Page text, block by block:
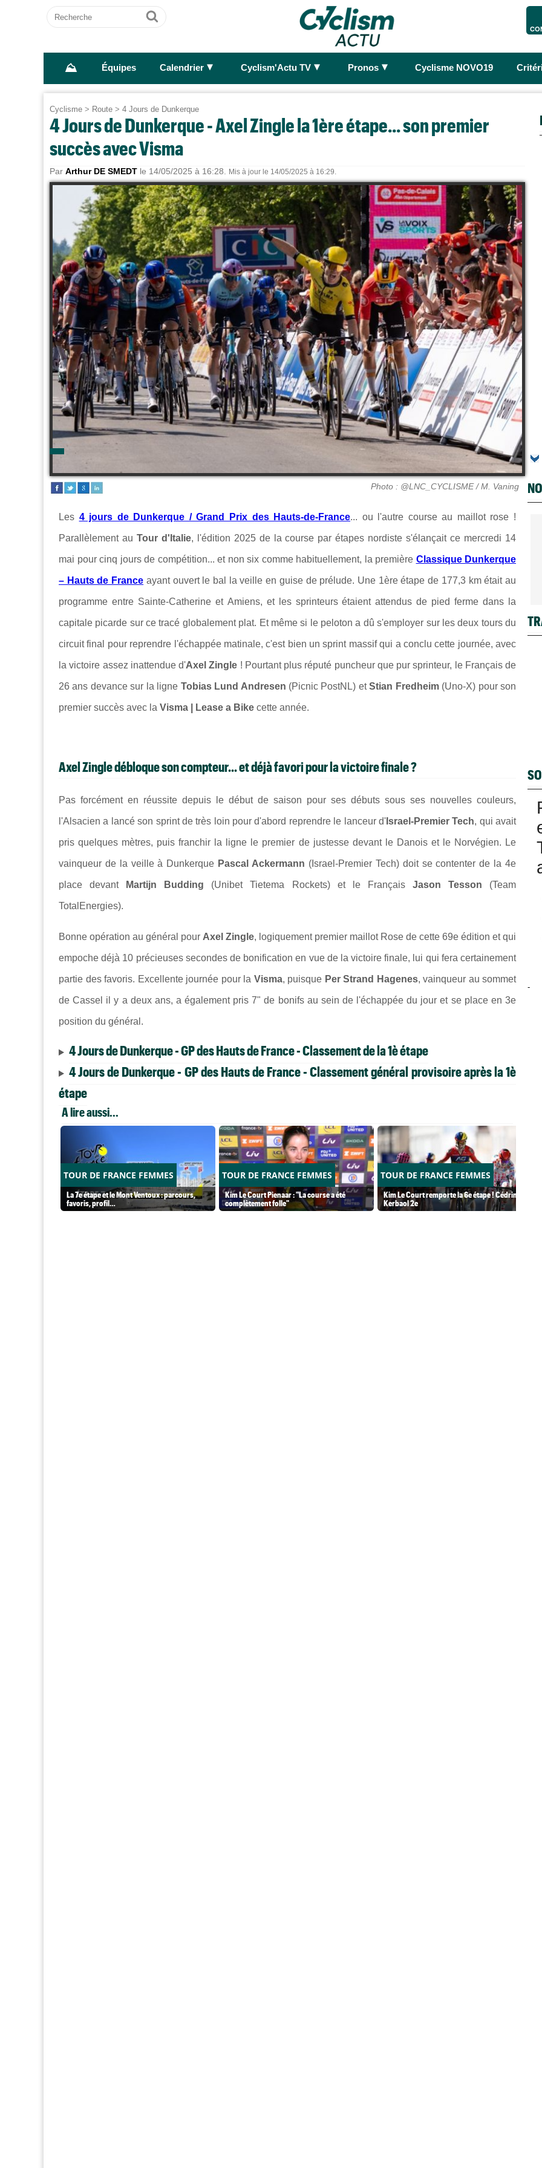
Recherche
Ok
⛰ Équipes Calendrier ► Cyclism'Actu TV ► Pronos ► Cyclisme NOVO19
Cyclisme > Route > 4 Jours de Dunkerque
4 Jours de Dunkerque - Axel Zingle la 1ère étape... son premier
succès avec Visma
Par Arthur DE SMEDT le 14/05/2025 à 16:28. Mis à jour le 14/05/2025 à 16:29.
Photo : @LNC_CYCLISME / M. Vaning
Les 4 jours de Dunkerque / Grand Prix des Hauts-de-France... ou l'autre course au maillot rose !
Parallèlement au Tour d'Italie, l'édition 2025 de la course par étapes nordiste s'élançait ce mercredi 14
mai pour cinq jours de compétition... et non six comme habituellement, la première Classique Dunkerque
– Hauts de France ayant ouvert le bal la veille en guise de prélude. Une 1ère étape de 177,3 km était au
programme entre Sainte-Catherine et Amiens, et les sprinteurs étaient attendus de pied ferme dans la
capitale picarde sur ce tracé globalement plat. Et même si le peloton a dû s'employer sur les deux tours du
circuit final pour reprendre l'échappée matinale, c'est bien un sprint massif qui a conclu cette journée, avec
la victoire assez inattendue d'Axel Zingle ! Pourtant plus réputé puncheur que pur sprinteur, le Français de
26 ans devance sur la ligne Tobias Lund Andresen (Picnic PostNL) etStian Fredheim(Uno-X) pour son
premier succès avec la Visma | Lease a Bike cette année.
Axel Zingle débloque son compteur... et déjà favori pour la victoire finale ?
Pas forcément en réussite depuis le début de saison pour ses débuts sous ses nouvelles couleurs,
l'Alsacien a lancé son sprint de très loin pour d'abord reprendre le lanceur d'Israel-Premier Tech, qui avait
pris quelques mètres, puis franchir la ligne le premier de justesse devant le Danois et le Norvégien. Le
vainqueur de la veille à Dunkerque Pascal Ackermann (Israel-Premier Tech) doit se contenter de la 4e
place devant Martijn Budding (Unibet Tietema Rockets) et le Français Jason Tesson (Team
TotalEnergies).
Bonne opération au général pour Axel Zingle, logiquement premier maillot Rose de cette 69e édition et qui
empoche déjà 10 précieuses secondes de bonification en vue de la victoire finale, lui qui fera certainement
partie des favoris. Excellente journée pour la Visma, puisque Per Strand Hagenes, vainqueur au sommet
de Cassel il y a deux ans, a également pris 7" de bonifs au sein de l'échappée du jour et se place en 3e
position du général.
4 Jours de Dunkerque - GP des Hauts de France - Classement de la 1è étape
4 Jours de Dunkerque - GP des Hauts de France - Classement général provisoire après la 1è
étape
A lire aussi...
TOUR DE FRANCE FEMMES
La 7e étape et le Mont Ventoux : parcours,
favoris, profil…
TOUR DE FRANCE FEMMES
Kim Le Court Pienaar : "La course a été
complètement folle"
TOUR DE FRANCE FEMMES
Kim Le Court remporte la 6e étape ! Cédrine
Kerbaol 2e
-